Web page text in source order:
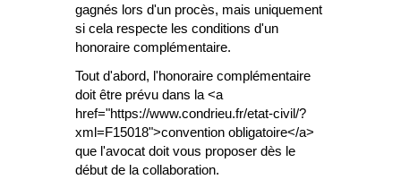
gagnés lors d'un procès, mais uniquement
si cela respecte les conditions d'un
honoraire complémentaire.
Tout d'abord, l'honoraire complémentaire
doit être prévu dans la <a
href="https://www.condrieu.fr/etat-civil/?
xml=F15018">convention obligatoire</a>
que l'avocat doit vous proposer dès le
début de la collaboration.